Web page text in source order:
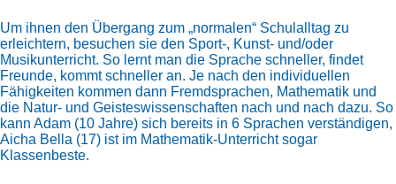
Um ihnen den Übergang zum „normalen“ Schulalltag zu
erleichtern, besuchen sie den Sport-, Kunst- und/oder
Musikunterricht. So lernt man die Sprache schneller, findet
Freunde, kommt schneller an. Je nach den individuellen
Fähigkeiten kommen dann Fremdsprachen, Mathematik und
die Natur- und Geisteswissenschaften nach und nach dazu. So
kann Adam (10 Jahre) sich bereits in 6 Sprachen verständigen,
Aicha Bella (17) ist im Mathematik-Unterricht sogar
Klassenbeste.